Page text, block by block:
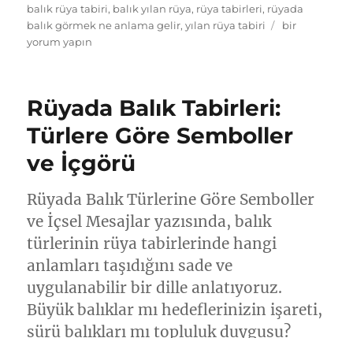
tarihi
balık rüya tabiri, balık yılan rüya, rüya tabirleri, rüyada
balık görmek ne anlama gelir,yılan rüya tabiri
Balık
Anlamı
için
bir
yorum yapın
Rüyada Balık Tabirleri:
Türlere Göre Semboller
ve İçgörü
Rüyada Balık Türlerine Göre Semboller
ve İçsel Mesajlar yazısında, balık
türlerinin rüya tabirlerinde hangi
anlamları taşıdığını sade ve
uygulanabilir bir dille anlatıyoruz.
Büyük balıklar mı hedeflerinizin işareti,
sürü balıkları mı topluluk duygusu?